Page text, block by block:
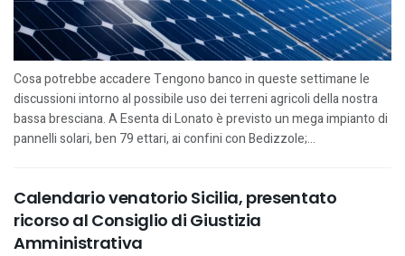
Cosa potrebbe accadere Tengono banco in queste settimane le
discussioni intorno al possibile uso dei terreni agricoli della nostra
bassa bresciana. A Esenta di Lonato è previsto un mega impianto di
pannelli solari, ben 79 ettari, ai confini con Bedizzole;...
Calendario venatorio Sicilia, presentato
ricorso al Consiglio di Giustizia
Amministrativa